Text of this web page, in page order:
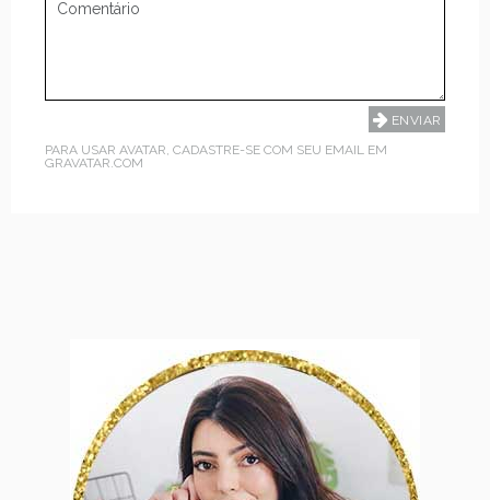
PARA USAR AVATAR, CADASTRE-SE COM SEU EMAIL EM
GRAVATAR.COM